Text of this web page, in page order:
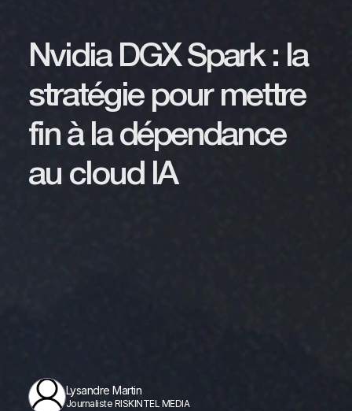
Nvidia DGX Spark : la
stratégie pour mettre
fin à la dépendance
au cloud IA
Lysandre Martin
Journaliste RISKINTEL MEDIA